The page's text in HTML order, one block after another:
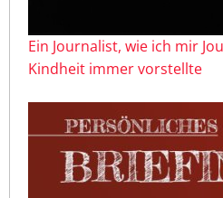
Ein Journalist, wie ich mir
Kindheit immer vorstellte